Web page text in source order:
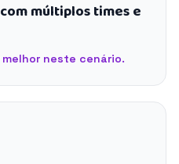
múltiplos times e
neste cenário.